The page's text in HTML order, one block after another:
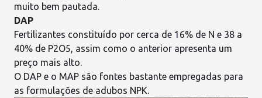
muito bem pautada.
DAP
Fertilizantes constituído por cerca de 16% de N e 38 a
40% de P2O5, assim como o anterior apresenta um
preço mais alto.
O DAP e o MAP são fontes bastante empregadas para
as formulações de adubos NPK